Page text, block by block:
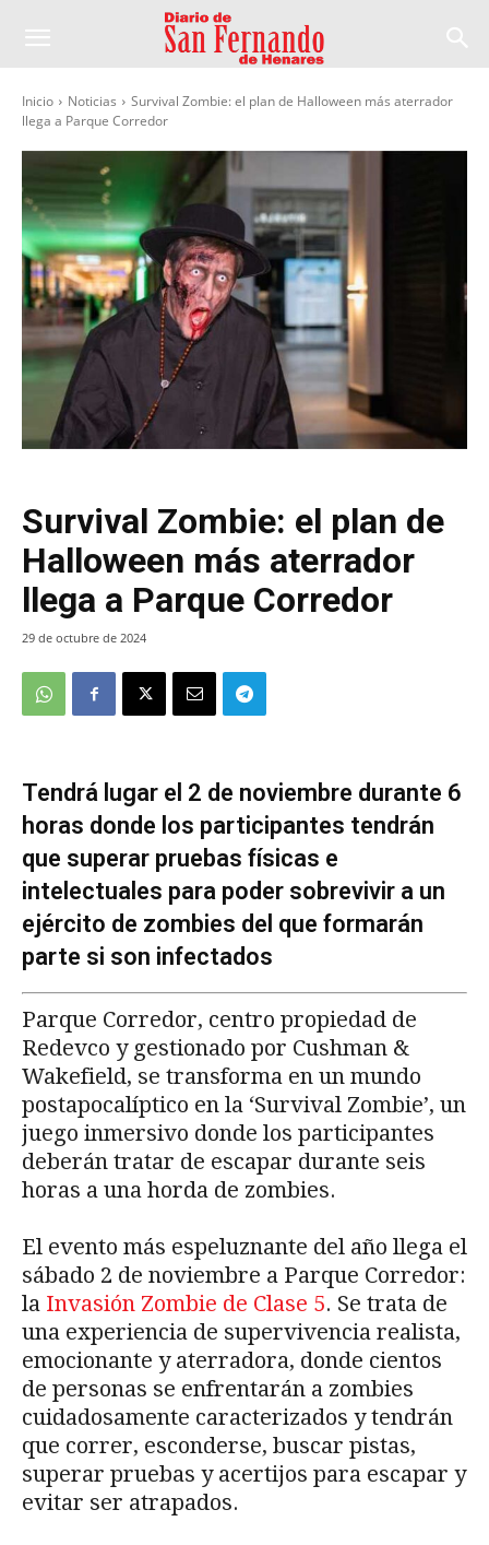
Inicio Noticias
Survival Zombie: el plan de Halloween más aterrador
llega a Parque Corredor
Survival Zombie: el plan de
Halloween más aterrador
llega a Parque Corredor
29 de octubre de 2024
Tendrá lugar el 2 de noviembre durante 6
horas donde los participantes tendrán
que superar pruebas físicas e
intelectuales para poder sobrevivir a un
ejército de zombies del que formarán
parte si son infectados
Parque Corredor, centro propiedad de
Redevco y gestionado por Cushman &
Wakefield, se transforma en un mundo
postapocalíptico en la ‘Survival Zombie’, un
juego inmersivo donde los participantes
deberán tratar de escapar durante seis
horas a una horda de zombies.
El evento más espeluznante del año llega el
sábado 2 de noviembre a Parque Corredor:
la Invasión Zombie de Clase 5. Se trata de
una experiencia de supervivencia realista,
emocionante y aterradora, donde cientos
de personas se enfrentarán a zombies
cuidadosamente caracterizados y tendrán
que correr, esconderse, buscar pistas,
superar pruebas y acertijos para escapar y
evitar ser atrapados.